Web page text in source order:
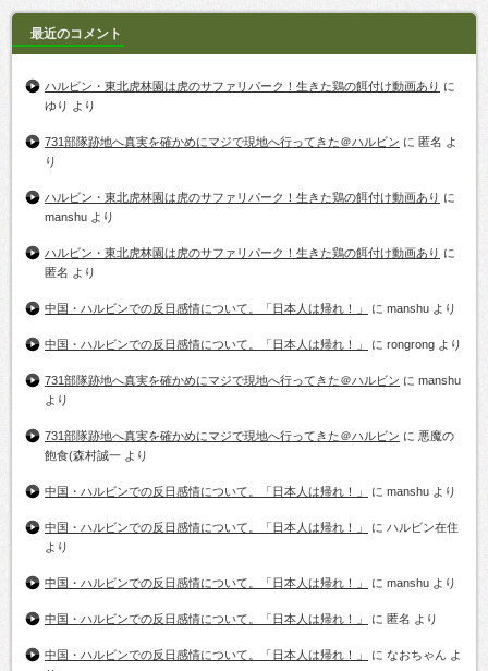
最近のコメント
ハルビン・東北虎林園は虎のサファリパーク！生きた鶏の餌付け動画あり に
ゆり より
731部隊跡地へ真実を確かめにマジで現地へ行ってきた＠ハルビン に 匿名 よ
り
ハルビン・東北虎林園は虎のサファリパーク！生きた鶏の餌付け動画あり に
manshu より
ハルビン・東北虎林園は虎のサファリパーク！生きた鶏の餌付け動画あり に
匿名 より
中国・ハルビンでの反日感情について。「日本人は帰れ！」 に manshu より
中国・ハルビンでの反日感情について。「日本人は帰れ！」 に rongrong より
731部隊跡地へ真実を確かめにマジで現地へ行ってきた＠ハルビン に manshu
より
731部隊跡地へ真実を確かめにマジで現地へ行ってきた＠ハルビン に 悪魔の
飽食(森村誠一 より
中国・ハルビンでの反日感情について。「日本人は帰れ！」 に manshu より
中国・ハルビンでの反日感情について。「日本人は帰れ！」 に ハルビン在住
より
中国・ハルビンでの反日感情について。「日本人は帰れ！」 に manshu より
中国・ハルビンでの反日感情について。「日本人は帰れ！」 に 匿名 より
中国・ハルビンでの反日感情について。「日本人は帰れ！」 に なおちゃん よ